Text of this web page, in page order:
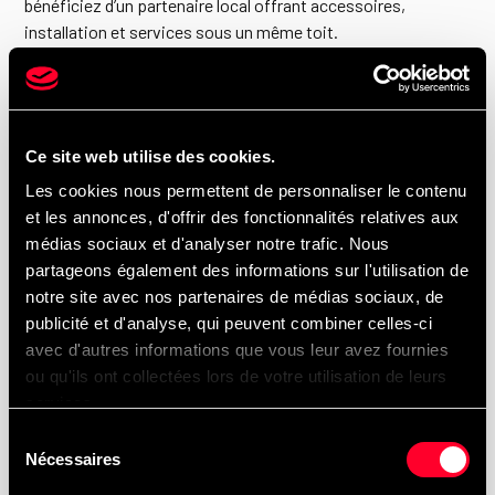
Ce site web utilise des cookies.
Les cookies nous permettent de personnaliser le contenu
et les annonces, d'offrir des fonctionnalités relatives aux
médias sociaux et d'analyser notre trafic. Nous
partageons également des informations sur l'utilisation de
notre site avec nos partenaires de médias sociaux, de
publicité et d'analyse, qui peuvent combiner celles-ci
avec d'autres informations que vous leur avez fournies
ou qu'ils ont collectées lors de votre utilisation de leurs
Nécessaires
bénéficiez d’un partenaire local offrant accessoires,
installation et services sous un même toit.
Trux pour camions lourds à Montréal
Les accessoires Trux sont-ils compatibles
avec les camions Hino ?
Oui. Les accessoires Trux sont conçus pour s’adapter
à une large gamme de camions lourds, incluant les
modèles Hino.
entretien régulier ?
Oui. L’installation peut être planifiée en même temps